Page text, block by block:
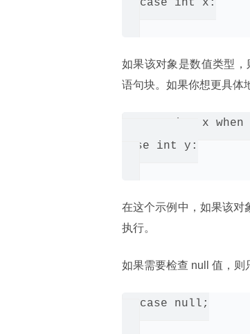
case int x:
如果该对象是数值类型
语句块。如果你想更具体
case int x
case int y:
在这个示例中，如果该对
执行。
如果需要检查 null 值，则
case null;